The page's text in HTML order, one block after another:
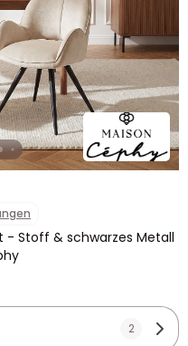
Stoff & schwarzes Metall
2